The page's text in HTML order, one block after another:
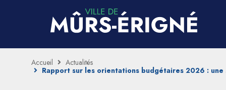
Accueil
Actualités
Rapport sur les orientations budgétaires 2026 :